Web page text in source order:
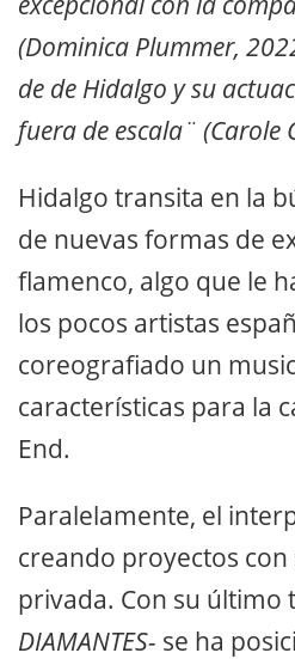
(Dominica Plummer,
de de Hidalgo y su
fuera de escala¨ (Carole
Hidalgo transita en la
de nuevas formas de
flamenco, algo que le
los pocos artistas
coreografiado un
características para la
End.
Paralelamente, el
creando proyectos con
privada. Con su último
DIAMANTES- se ha